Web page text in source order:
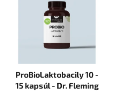
ProBioLaktobacily 10 -
15 kapsúl - Dr. Fleming